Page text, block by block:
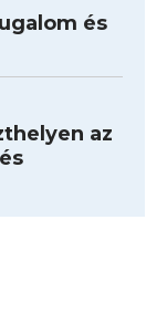
és
az